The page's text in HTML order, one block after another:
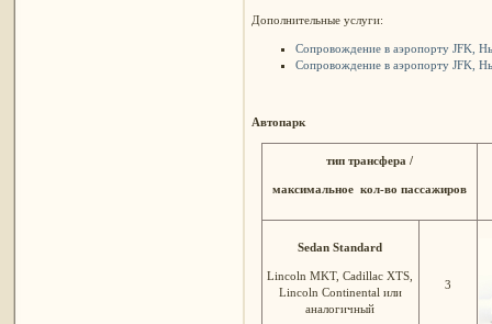
Дополнительные услуги:
Сопровождение в аэропорту JFK,
Сопровождение в аэропорту JFK,
Автопарк
тип трансфера /
максимальное кол-во пассажиров
Sedan Standard
Lincoln MKT, Cadillac XTS,
Lincoln Continental или
аналогичный
3